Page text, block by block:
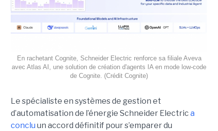
En rachetant Cognite, Schneider Electric renforce sa filiale Aveva
avec Atlas AI, une solution de création d'agents IA en mode low-code
de Cognite. (Crédit Cognite)
Le spécialiste en systèmes de gestion et
d’automatisation de l’énergie Schneider Electric a
conclu un accord définitif pour s’emparer du